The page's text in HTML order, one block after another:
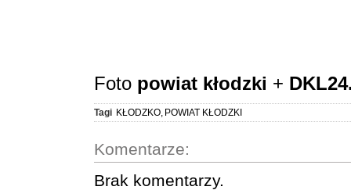
Foto powiat kłodzki +
Tagi KŁODZKO, POWIAT KŁODZKI
Komentarze:
Brak komentarzy.